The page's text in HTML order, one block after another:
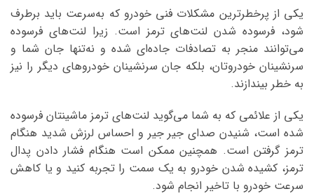
یکی از پرخطرترین مشکلات فنی خودرو که به‌سرعت باید برطرف
شود، فرسوده شدن لنت‌های ترمز است. زیرا لنت‌‌های فرسوده
می‌توانند منجر به تصادفات جاده‌ای شده و نه‌تنها جان شما و
سرنشینان خودروتان، بلکه جان سرنشینان خودروهای دیگر را نیز
به خطر بیندازند.
یکی از علائمی که به شما می‌گوید لنت‌های ترمز ماشینتان فرسوده
شده است، شنیدن صدای جیر جیر و احساس لرزش شدید هنگام
ترمز گرفتن است. همچنین ممکن است هنگام فشار دادن پدال
ترمز، کشیده شدن خودرو به یک سمت را تجربه کنید و یا کاهش
سرعت خودرو با تاخیر انجام شود.